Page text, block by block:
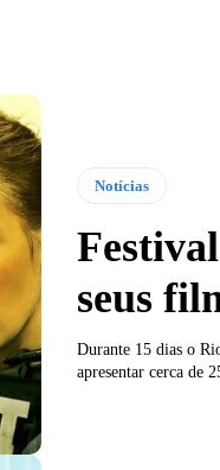
Notícias
seus
Durante 15 dias o
apresentar cerca de